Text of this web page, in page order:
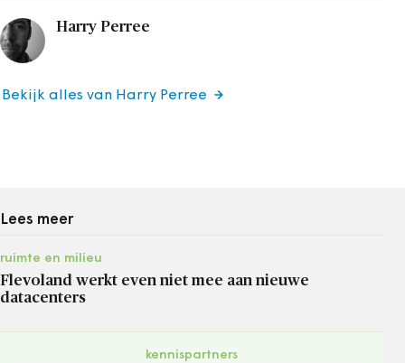
Harry Perree
Bekijk alles van Harry Perree
Lees meer
ruimte en milieu
Flevoland werkt even niet mee aan nieuwe
datacenters
kennispartners